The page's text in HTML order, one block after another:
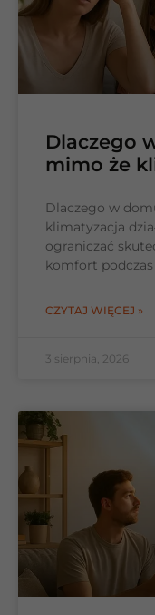
Dlaczego
mimo że
Dlaczego w
klimatyzacja
ograniczać
komfort podczas
CZYTAJ WIĘCEJ »
3 sierpnia, 2026